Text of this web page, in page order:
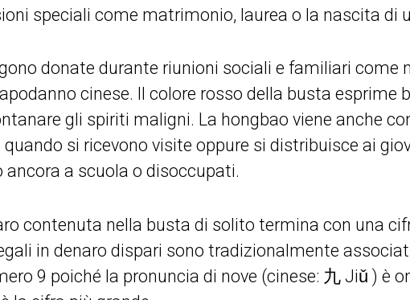
speciali come matrimonio, laurea o la nascita di
donate durante riunioni sociali e familiari come
cinese. Il colore rosso della busta esprime
gli spiriti maligni. La hongbao viene anche
si ricevono visite oppure si distribuisce ai
a scuola o disoccupati.
contenuta nella busta di solito termina con una
in denaro dispari sono tradizionalmente
9 poiché la pronuncia di nove (cinese: 九 Jiǔ ) è